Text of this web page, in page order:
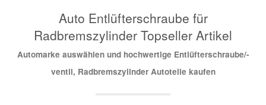
Auto Entlüfterschraube für
Radbremszylinder Topseller Artikel
Automarke auswählen und hochwertige Entlüfterschraube/-
ventil, Radbremszylinder Autoteile kaufen
Mazda Ersatzteile
Mercedes Ersatzteile